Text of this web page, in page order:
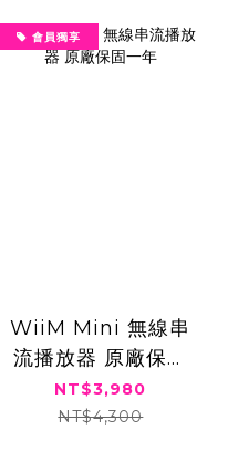
會員獨享
WiiM Mini 無線串
流播放器 原廠保固
一年
NT$3,980
NT$4,300